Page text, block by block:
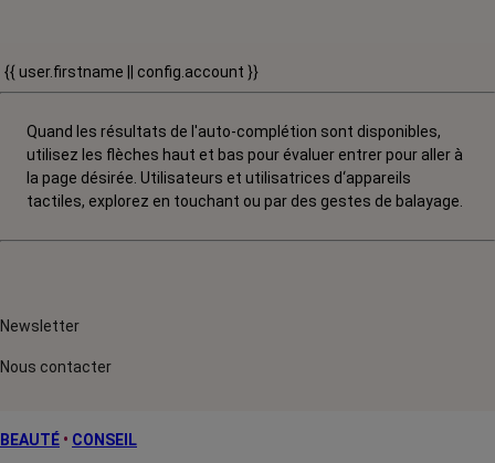
{{ user.firstname || config.account }}
Quand les résultats de l'auto-complétion sont disponibles,
utilisez les flèches haut et bas pour évaluer entrer pour aller à
la page désirée. Utilisateurs et utilisatrices d‘appareils
tactiles, explorez en touchant ou par des gestes de balayage.
Newsletter
Nous contacter
BEAUTÉ • CONSEIL